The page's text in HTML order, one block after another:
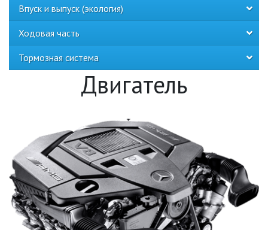
Впуск и выпуск (экология)
Ходовая часть
Тормозная система
Двигатель